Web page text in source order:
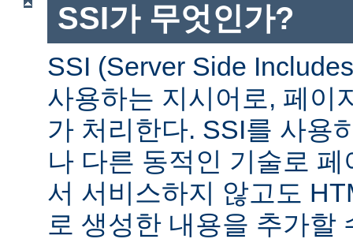
SSI가 무엇인가?
SSI (Server Side
사용하는 지시어로, 페이
가 처리한다. SSI를 사용
나 다른 동적인 기술로
서 서비스하지 않고도
로 생성한 내용을 추가할